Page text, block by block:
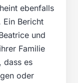
ebenfalls
Ein Bericht
und
Familie
dass es
oder